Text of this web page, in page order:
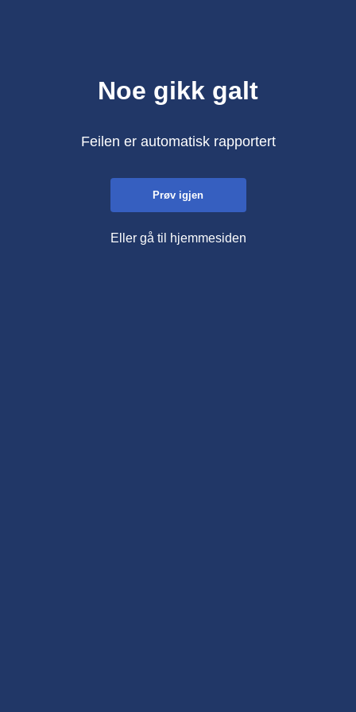
Noe gikk galt
Feilen er automatisk rapportert
Prøv igjen
Eller gå til hjemmesiden